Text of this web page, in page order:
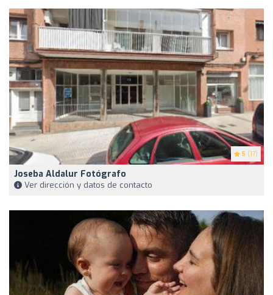
5 (17)
Joseba Aldalur Fotógrafo
Ver dirección y datos de contacto